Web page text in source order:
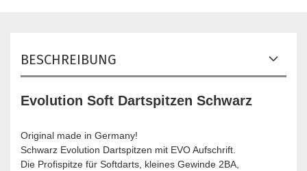
BESCHREIBUNG
Evolution Soft Dartspitzen Schwarz
Original made in Germany!
Schwarz Evolution Dartspitzen mit EVO Aufschrift.
Die Profispitze für Softdarts, kleines Gewinde 2BA,